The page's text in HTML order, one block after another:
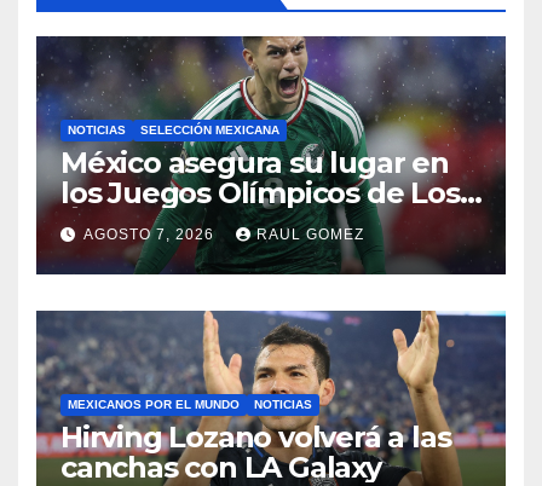
NOTICIAS SELECCIÓN MEXICANA
México asegura su lugar en
los Juegos Olímpicos de Los
Ángeles 2028
AGOSTO 7, 2026 RAUL GOMEZ
MEXICANOS POR EL MUNDO NOTICIAS
Hirving Lozano volverá a las
canchas con LA Galaxy